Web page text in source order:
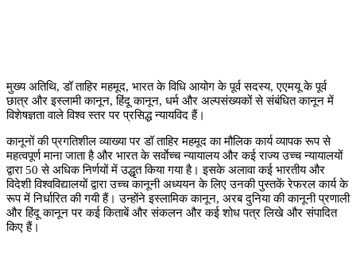
मुख्य अतिथि, डॉ ताहिर महमूद, भारत के विधि आयोग के पूर्व सदस्य, एएमयू के पूर्व
छात्र और इस्लामी कानून, हिंदू कानून, धर्म और अल्पसंख्यकों से संबंधित कानून में
विशेषज्ञता वाले विश्व स्तर पर प्रसिद्ध न्यायविद हैं।
कानूनों की प्रगतिशील व्याख्या पर डॉ ताहिर महमूद का मौलिक कार्य व्यापक रूप से
महत्वपूर्ण माना जाता है और भारत के सर्वाेच्च न्यायालय और कई राज्य उच्च न्यायालयों
द्वारा 50 से अधिक निर्णयों में उद्धृत किया गया है। इसके अलावा कई भारतीय और
विदेशी विश्वविद्यालयों द्वारा उच्च कानूनी अध्ययन के लिए उनकी पुस्तकें रेफरल कार्य के
रूप में निर्धारित की गयी हैं। उन्होंने इस्लामिक कानून, अरब दुनिया की कानूनी प्रणाली
और हिंदू कानून पर कई किताबें और संकलन और कई शोध पत्र लिखे और संपादित
किए हैं।